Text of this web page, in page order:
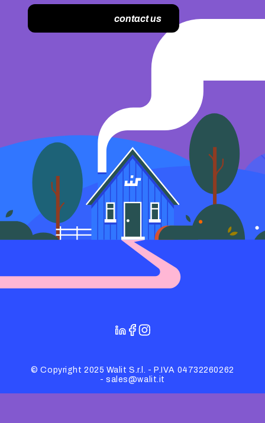
contact us
© Copyright 2025 Walit S.r.l. - P.IVA 04732260262
- sales@walit.it